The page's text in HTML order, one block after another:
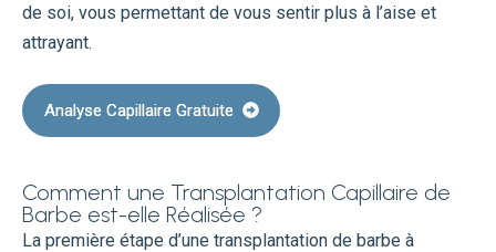
de soi, vous permettant de vous sentir plus à l’aise et
attrayant.
Analyse Capillaire Gratuite
Comment une Transplantation Capillaire de
Barbe est-elle Réalisée ?
La première étape d’une transplantation de barbe à